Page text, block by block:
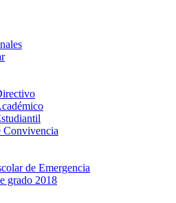
Convivencia
de Emergencia
grado 2018